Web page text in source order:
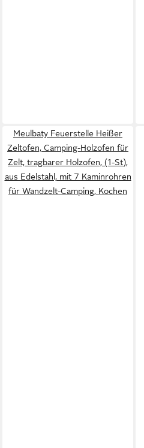
Meulbaty Feuerstelle Heißer
Zeltofen, Camping-Holzofen für
Zelt, tragbarer Holzofen, (1-St),
aus Edelstahl, mit 7 Kaminrohren
für Wandzelt-Camping, Kochen